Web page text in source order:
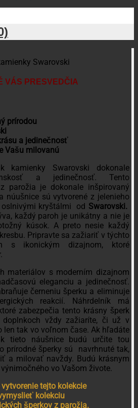
Swarovski
VÁS PRESVEDČIA
prírodou
a jedinečnosť
Vašu milovanú
kamienky Swarovski dokonale
a jedinečnosť. Tento
parožia je dokonale inšpirovaný
núušnice sú vytvorené z jelenieho
kryštálmi od Swarovski.
každý paroh je unikátny a nie je
kúsok. A preto nesie každý
Pripravte sa zažiariť v týchto
s ikonickým dizajnom, ktoré
materiálov s moderním dizajnom
eleganciu a jedinečnosť.
černeniu šperku a eliminuje
reakcií. Náhrdelník má
zabezpečia tento krásny šperk
vždy zažiaríte, či už v
len tak vo voľnom čase. Ak hľadáte
tieto náušnice budú určite tou
prírodné šperky sú navrhnuté tak,
a milovať navždy. Budú krásnym
vo Vašom živote.
tejto kolekcie
kolekciu
šperkov z parožia.